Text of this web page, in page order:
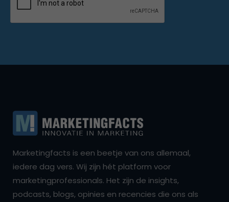
Marketingfacts is een beetje van ons allemaal,
iedere dag vers. Wij zijn hét platform voor
marketingprofessionals. Het zijn de insights,
podcasts, blogs, opinies en recencies die ons als